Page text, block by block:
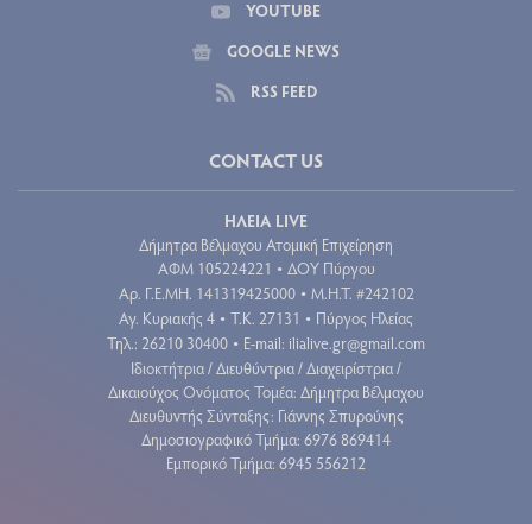
YOUTUBE
GOOGLE NEWS
RSS FEED
CONTACT US
ΗΛΕΙΑ LIVE
Δήμητρα Βέλμαχου Ατομική Επιχείρηση
ΑΦΜ 105224221 • ΔΟΥ Πύργου
Aρ. Γ.Ε.ΜΗ. 141319425000 • Μ.Η.Τ. #242102
Αγ. Κυριακής 4 • Τ.Κ. 27131 • Πύργος Ηλείας
Τηλ.: 26210 30400 • E-mail: ilialive.gr@gmail.com
Ιδιοκτήτρια / Διευθύντρια / Διαχειρίστρια /
Δικαιούχος Ονόματος Τομέα: Δήμητρα Βέλμαχου
Διευθυντής Σύνταξης: Γιάννης Σπυρούνης
Δημοσιογραφικό Τμήμα: 6976 869414
Εμπορικό Τμήμα: 6945 556212